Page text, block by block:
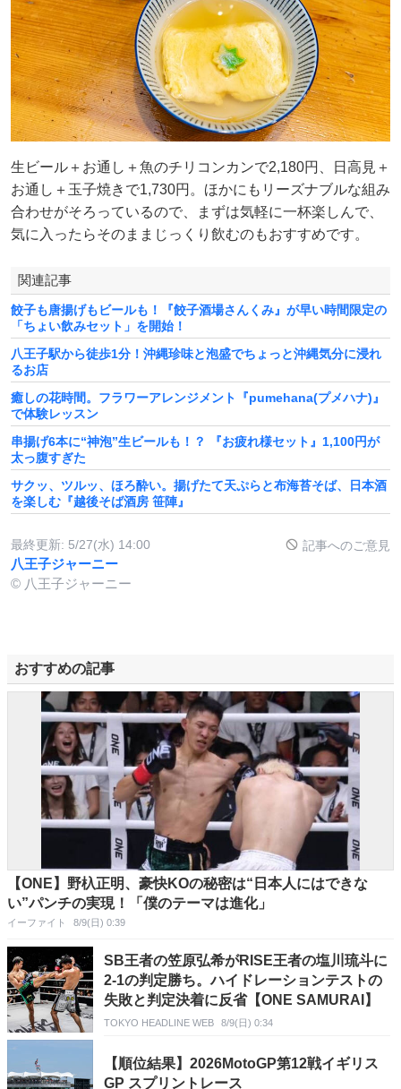
生ビール＋お通し＋魚のチリコンカンで2,180円、日高見＋
お通し＋玉子焼きで1,730円。ほかにもリーズナブルな組み
合わせがそろっているので、まずは気軽に一杯楽しんで、
気に入ったらそのままじっくり飲むのもおすすめです。
関連記事
餃子も唐揚げもビールも！『餃子酒場さんくみ』が早い時間限定の
「ちょい飲みセット」を開始！
八王子駅から徒歩1分！沖縄珍味と泡盛でちょっと沖縄気分に浸れ
るお店
癒しの花時間。フラワーアレンジメント『pumehana(プメハナ)』
で体験レッスン
串揚げ6本に“神泡”生ビールも！？ 『お疲れ様セット』1,100円が
太っ腹すぎた
サクッ、ツルッ、ほろ酔い。揚げたて天ぷらと布海苔そば、日本酒
を楽しむ『越後そば酒房 笹陣』
最終更新: 5/27(水) 14:00 記事へのご意見
八王子ジャーニー
© 八王子ジャーニー
おすすめの記事
【ONE】野杁正明、豪快KOの秘密は“日本人にはできな
い”パンチの実現！「僕のテーマは進化」
イーファイト 8/9(日) 0:39
SB王者の笠原弘希がRISE王者の塩川琉斗に
2-1の判定勝ち。ハイドレーションテストの
失敗と判定決着に反省【ONE SAMURAI】
TOKYO HEADLINE WEB 8/9(日) 0:34
【順位結果】2026MotoGP第12戦イギリス
GP スプリントレース